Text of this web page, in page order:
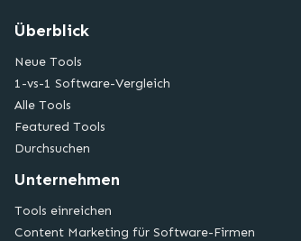
Überblick
Neue Tools
1-vs-1 Software-Vergleich
Alle Tools
Featured Tools
Durchsuchen
Unternehmen
Tools einreichen
Content Marketing für Software-Firmen